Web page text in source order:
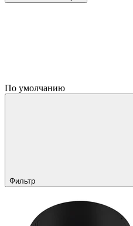
По умолчанию
Фильтр